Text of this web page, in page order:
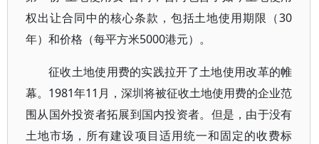
权出让合同中的核心条款，包括土地使用期限（30
年）和价格（每平方米5000港元）。
征收土地使用费的实践拉开了土地使用改革的帷
幕。1981年11月，深圳将被征收土地使用费的企业范
围从国外投资者拓展到国内投资者。但是，由于没有
土地市场，所有建设项目适用统一和固定的收费标